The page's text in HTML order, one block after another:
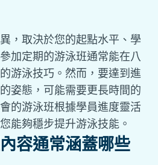
，取決於您的起點水平、學
加定期的游泳班通常能在八
游泳技巧。然而，要達到進
姿態，可能需要更長時間的
的游泳班根據學員進度靈活
能夠穩步提升游泳技能。
容通常涵蓋哪些